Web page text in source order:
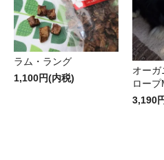
ラム・ラング
1,100円(内税)
オーガ
ロー
3,190